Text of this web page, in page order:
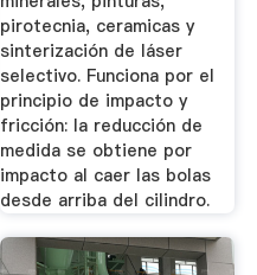
pirotecnia, ceramicas y
sinterización de láser
selectivo. Funciona por el
principio de impacto y
fricción: la reducción de
medida se obtiene por
impacto al caer las bolas
desde arriba del cilindro.